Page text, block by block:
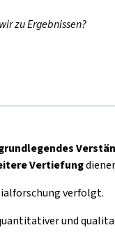
zu Ergebnissen?
Vertiefung
verfolgt.
und